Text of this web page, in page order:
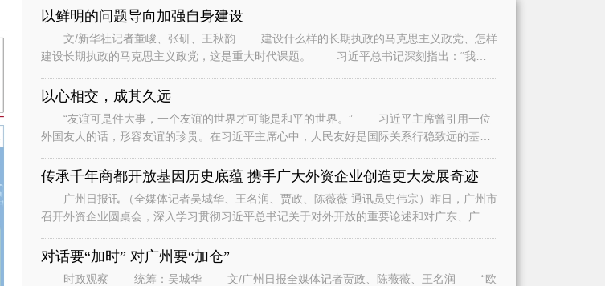
以鲜明的问题导向加强自身建设
文/新华社记者董峻、张研、王秋韵 建设什么样的长期执政的马克思主义政党、怎样
建设长期执政的马克思主义政党，这是重大时代课题。 习近平总书记深刻指出：“我们
以心相交，成其久远
“友谊可是件大事，一个友谊的世界才可能是和平的世界。” 习近平主席曾引用一位
外国友人的话，形容友谊的珍贵。在习近平主席心中，人民友好是国际关系行稳致远的基
传承千年商都开放基因历史底蕴 携手广大外资企业创造更大发展奇迹
广州日报讯 （全媒体记者吴城华、王名润、贾政、陈薇薇 通讯员史伟宗）昨日，广州市
召开外资企业圆桌会，深入学习贯彻习近平总书记关于对外开放的重要论述和对广东、广州
对话要“加时” 对广州要“加仓”
时政观察 统筹：吴城华 文/广州日报全媒体记者贾政、陈薇薇、王名润 “欧